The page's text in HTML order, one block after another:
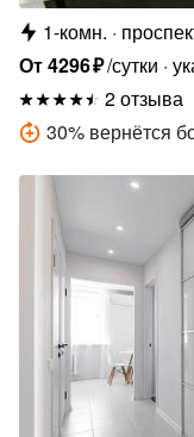
1-комн.
От4296₽/сутки
2 отзыва
30% вернётся